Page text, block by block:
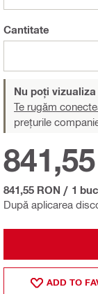
Cantitate
Nu poți
Te rugăm
prețurile
După aplicarea
841,55 RON / 1 buc
ADD TO